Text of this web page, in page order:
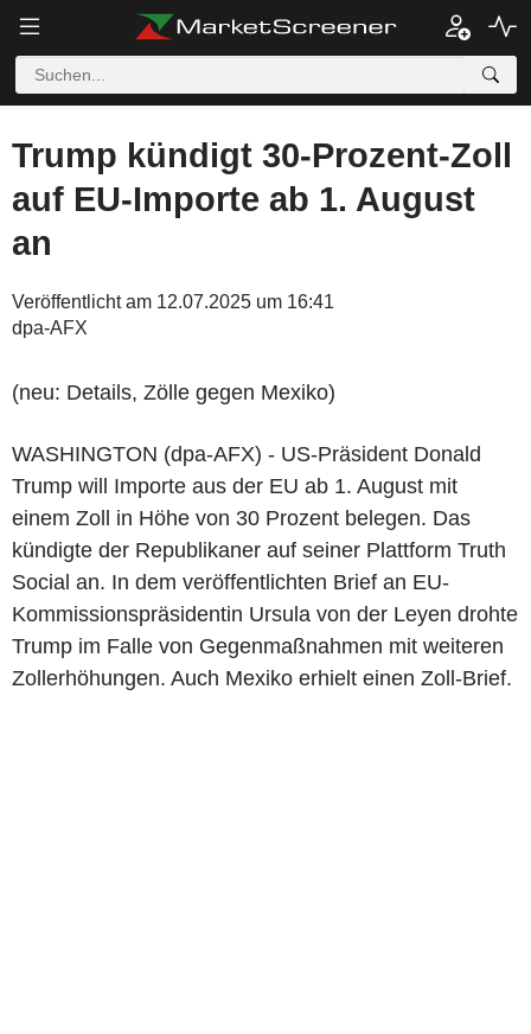
Trump kündigt 30-Prozent-Zoll
auf EU-Importe ab 1. August
an
Veröffentlicht am 12.07.2025 um 16:41
dpa-AFX
(neu: Details, Zölle gegen Mexiko)
WASHINGTON (dpa-AFX) - US-Präsident Donald
Trump will Importe aus der EU ab 1. August mit
einem Zoll in Höhe von 30 Prozent belegen. Das
kündigte der Republikaner auf seiner Plattform Truth
Social an. In dem veröffentlichten Brief an EU-
Kommissionspräsidentin Ursula von der Leyen drohte
Trump im Falle von Gegenmaßnahmen mit weiteren
Zollerhöhungen. Auch Mexiko erhielt einen Zoll-Brief.